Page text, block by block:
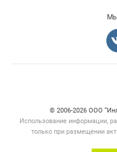
© 2006‑2026 ООО
Использование информации,
только при размещении